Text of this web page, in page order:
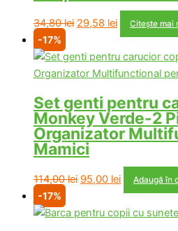
125,00 lei.
34,80lei Prețul
a
fost:
29,58 leiPrețul
curent
este:
29,58 lei.
Citește mai
-17%
Set genti pentru
Monkey Verde-2
Organizator
Mamici
114,00lei Prețul
a
95,00 leiPrețul
curent
este:
Adaugă în
-17%